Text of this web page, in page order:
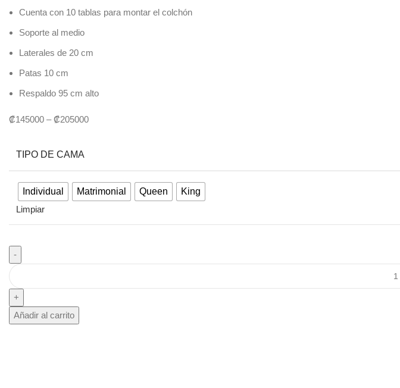
Cuenta con 10 tablas para montar el colchón
Soporte al medio
Laterales de 20 cm
Patas 10 cm
Respaldo 95 cm alto
₡145000 –₡205000
TIPO DE CAMA
Individual Matrimonial Queen
King
Limpiar
Añadir al carrito